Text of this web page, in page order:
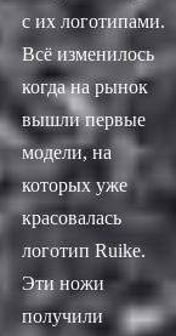
с их логотипами.
Всё изменилось
когда на рынок
вышли первые
модели, на
которых уже
красовалась
логотип Ruike.
Эти ножи
получили